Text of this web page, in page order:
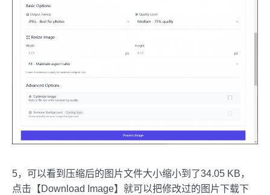
5，可以看到压缩后的图片文件大小缩小到了34.05 KB，
点击【Download Image】就可以把修改过的图片下载下